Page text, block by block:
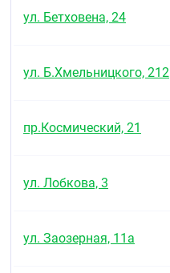
ул. Бетховена, 24
ул. Б.Хмельницкого, 212
пр.Космический, 21
ул. Лобкова, 3
ул. Заозерная, 11а